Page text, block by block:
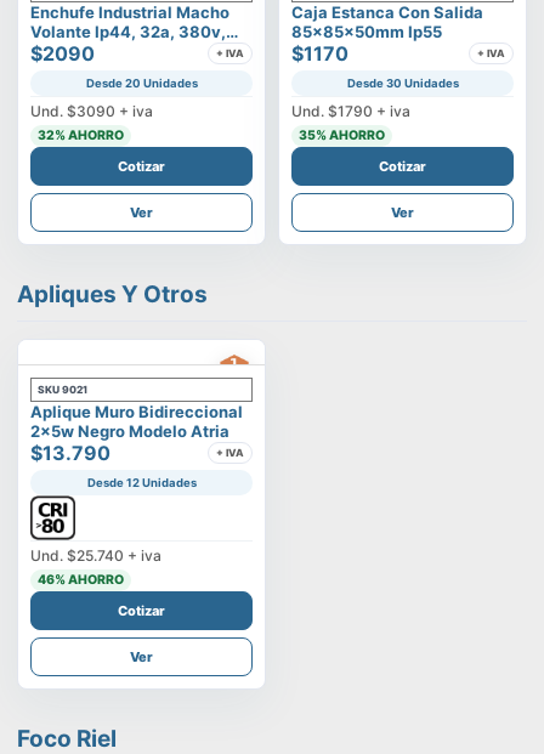
Enchufe Industrial Macho
Volante Ip44, 32a, 380v,
3p+t
$2090 + IVA
Desde 20 Unidades
Und. $3090 + iva
32% AHORRO
Cotizar
Ver
Caja Estanca Con Salida
85x85x50mm Ip55
$1170 + IVA
Desde 30 Unidades
Und. $1790 + iva
35% AHORRO
Cotizar
Ver
Apliques Y Otros
SKU 9021
Aplique Muro Bidireccional
2x5w Negro Modelo Atria
$13.790 + IVA
Desde 12 Unidades
Und. $25.740 + iva
46% AHORRO
Cotizar
Ver
Foco Riel